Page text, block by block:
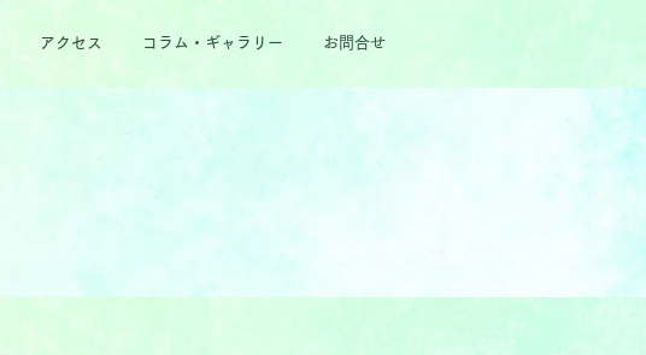
アクセス コラム・ギャラリー お問合せ